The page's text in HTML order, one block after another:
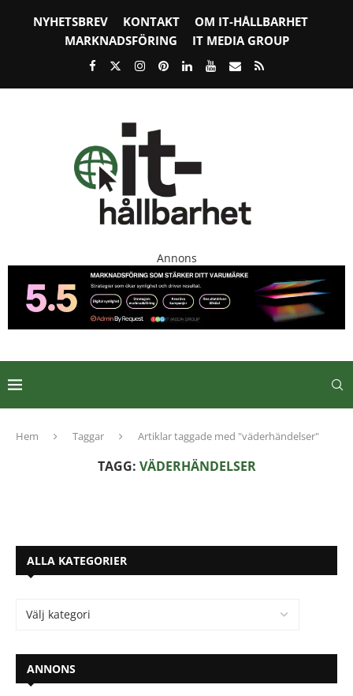
NYHETSBREV KONTAKT
OM IT-HÅLLBARHET
MARKNADSFÖRING
IT MEDIA GROUP
Annons
Hem Taggar Artiklar taggade med "väderhändelser"
TAGG: VÄDERHÄNDELSER
ALLA KATEGORIER
ANNONS